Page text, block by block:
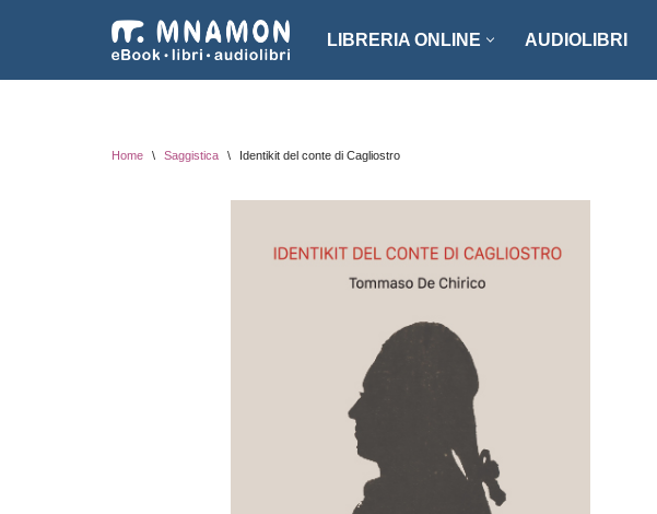
LIBRERIA ONLINE
EROTICO
FANTASCIENZA SAGGISTICA
ARTE
DIZIONARI
AUDIOLIBRI
Home \ Saggistica \ Identikit del conte di Cagliostro